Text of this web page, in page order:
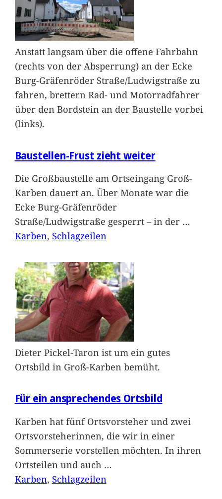
Anstatt langsam über die offene Fahrbahn
(rechts von der Absperrung) an der Ecke
Burg-Gräfenröder Straße/Ludwigstraße zu
fahren, brettern Rad- und Motorradfahrer
über den Bordstein an der Baustelle vorbei
(links).
Baustellen-Frust zieht weiter
Die Großbaustelle am Ortseingang Groß-
Karben dauert an. Über Monate war die
Ecke Burg-Gräfenröder
Straße/Ludwigstraße gesperrt – in der …
Karben, Schlagzeilen
Dieter Pickel-Taron ist um ein gutes
Ortsbild in Groß-Karben bemüht.
Für ein ansprechendes Ortsbild
Karben hat fünf Ortsvorsteher und zwei
Ortsvorsteherinnen, die wir in einer
Sommerserie vorstellen möchten. In ihren
Ortsteilen und auch …
Karben, Schlagzeilen